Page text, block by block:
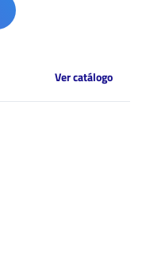
Ver catálogo